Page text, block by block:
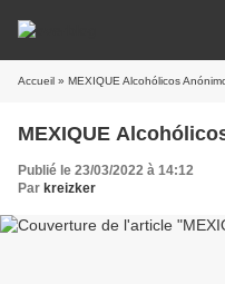
Accueil » MEXIQUE Alcohólicos
MEXIQUE
Publié le 23/03/2022 à 14:12
Par kreizker